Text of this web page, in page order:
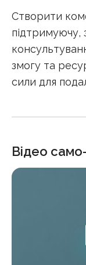
Створити
змогу та
сили для
Відео